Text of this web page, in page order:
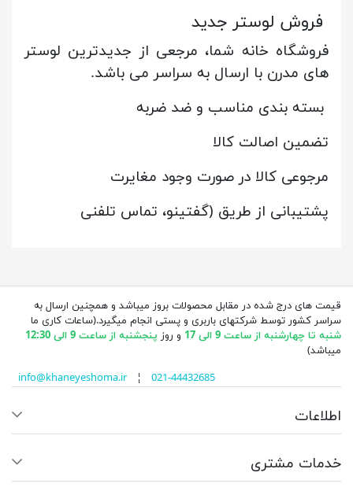
فروش لوستر جدید
فروشگاه خانه شما، مرجعی از جدیدترین لوستر
های مدرن با ارسال به سراسر می باشد.
بسته بندی مناسب و ضد ضربه
تضمین اصالت کالا
مرجوعی کالا در صورت وجود مغایرت
پشتیبانی از طریق (گفتینو، تماس تلفنی
قیمت های درج شده در مقابل محصولات بروز میباشد و همچنین ارسال به
سراسر کشور توسط شرکتهای باربری و پستی انجام میگیرد.(ساعات کاری ما
شنبه تا چهارشنبه از ساعت 9 الی 17
و روز پنجشنبه از ساعت 9 الی 12:30
میباشد)
info@khaneyeshoma.ir¦ 021-44432685
اطلاعات
خدمات مشتری